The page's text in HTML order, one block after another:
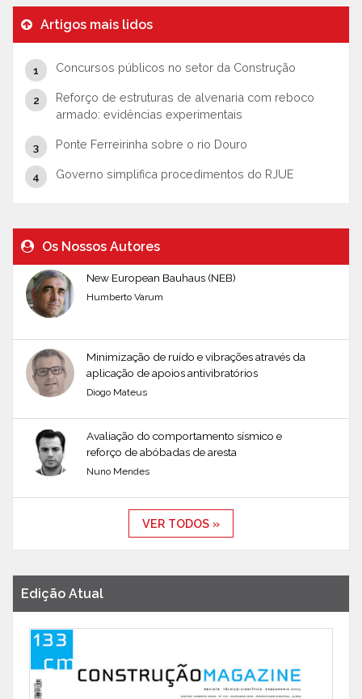
Artigos mais lidos
Concursos públicos no setor da Construção
Reforço de estruturas de alvenaria com reboco
armado: evidências experimentais
Ponte Ferreirinha sobre o rio Douro
Governo simplifica procedimentos do RJUE
Os Nossos Autores
New European Bauhaus (NEB)
Humberto Varum
Minimização de ruído e vibrações através da
aplicação de apoios antivibratórios
Diogo Mateus
Avaliação do comportamento sísmico e
reforço de abóbadas de aresta
Nuno Mendes
VER TODOS »
Edição Atual